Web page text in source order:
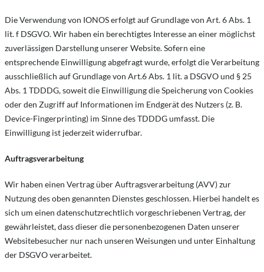
Die Verwendung von IONOS erfolgt auf Grundlage von Art. 6 Abs. 1
lit. f DSGVO. Wir haben ein berechtigtes Interesse an einer möglichst
zuverlässigen Darstellung unserer Website. Sofern eine
entsprechende Einwilligung abgefragt wurde, erfolgt die Verarbeitung
ausschließlich auf Grundlage von Art.6 Abs. 1 lit. a DSGVO und § 25
Abs. 1 TDDDG, soweit die Einwilligung die Speicherung von Cookies
oder den Zugriff auf Informationen im Endgerät des Nutzers (z. B.
Device-Fingerprinting) im Sinne des TDDDG umfasst. Die
Einwilligung ist jederzeit widerrufbar.
Auftragsverarbeitung
Wir haben einen Vertrag über Auftragsverarbeitung (AVV) zur
Nutzung des oben genannten Dienstes geschlossen. Hierbei handelt es
sich um einen datenschutzrechtlich vorgeschriebenen Vertrag, der
gewährleistet, dass dieser die personenbezogenen Daten unserer
Websitebesucher nur nach unseren Weisungen und unter Einhaltung
der DSGVO verarbeitet.